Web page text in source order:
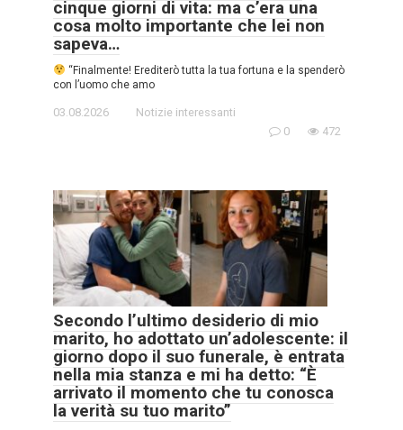
cinque giorni di vita: ma c’era una
cosa molto importante che lei non
sapeva…
“Finalmente! Erediterò tutta la tua fortuna e la spenderò
con l’uomo che amo
03.08.2026
Notizie interessanti
0
472
Secondo l’ultimo desiderio di mio
marito, ho adottato un’adolescente: il
giorno dopo il suo funerale, è entrata
nella mia stanza e mi ha detto: “È
arrivato il momento che tu conosca
la verità su tuo marito”